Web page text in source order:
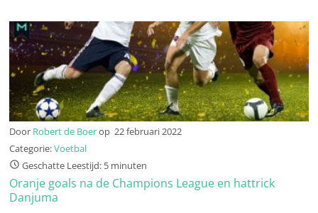
Door Robert de Boerop 22 februari 2022
Categorie:Voetbal
Geschatte Leestijd: 5 minuten
Oranje goals na de Champions League en hattrick
Danjuma